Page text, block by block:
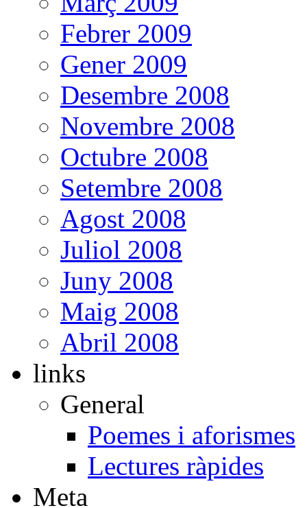
Febrer 2009
Gener 2009
Desembre 2008
Novembre 2008
Octubre 2008
Setembre 2008
Agost 2008
Juliol 2008
Juny 2008
Maig 2008
Abril 2008
links
General
Poemes i aforismes
Lectures ràpides
Meta